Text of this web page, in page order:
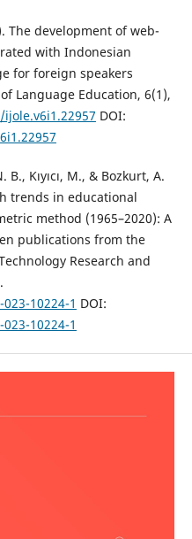
The development of web-
with Indonesian
for foreign speakers
Language Education, 6(1),
DOI:
Kıyıcı, M., & Bozkurt, A.
trends in educational
method (1965–2020): A
publications from the
Research and
10224-1 DOI:
10224-1